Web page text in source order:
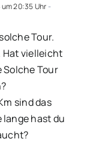
20:35 Uhr-
Tour.
Hat vielleicht
Solche Tour
sind das
lange hast du